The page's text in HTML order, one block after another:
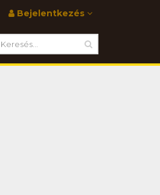
Bejelentkezés